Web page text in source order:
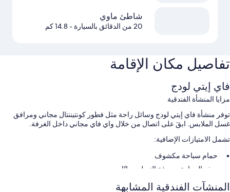
شاطئ ماوي
20 من الدقائق بالسيارة - 14.8 كم
تفاصيل مكان الإقامة
فاي إيتي لودج
مزايا المنشأة الفندقية
توفر منشأة فاي إيتي لودج وسائل راحة مثل فطور كونتيننتال مجاني ومرافق
غسل الملابس. ابقَ على اتصال من خلال واي فاي مجاني داخل الغرفة.
تشمل الامتيازات الإضافية:
حمام سباحة مكشوف
صف السيارة بمعرفة النزيل مجانًا
لا يُسمَح بالتدخين، وأثاث خارجي، وشوايات تعمل بالفحم
المنشآت الفندقية المشابهة